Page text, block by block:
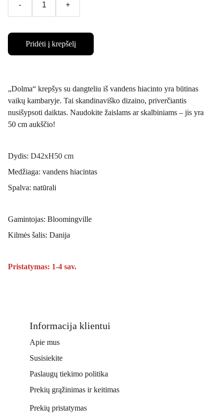
- +
Pridėti į krepšelį
„Dolma“ krepšys su dangteliu iš vandens hiacinto yra būtinas
vaikų kambaryje. Tai skandinaviško dizaino, priverčiantis
nusišypsoti daiktas. Naudokite žaislams ar skalbiniams – jis yra
50 cm aukščio!
Dydis: D42xH50 cm
Medžiaga: vandens hiacintas
Spalva: natūrali
Gamintojas: Bloomingville
Kilmės šalis: Danija
Pristatymas: 1-4 sav.
Apie mus
Prekių grąžinimas ir keitimas
Paslaugų tiekimo politika
Informacija klientui
Susisiekite
Prekių pristatymas